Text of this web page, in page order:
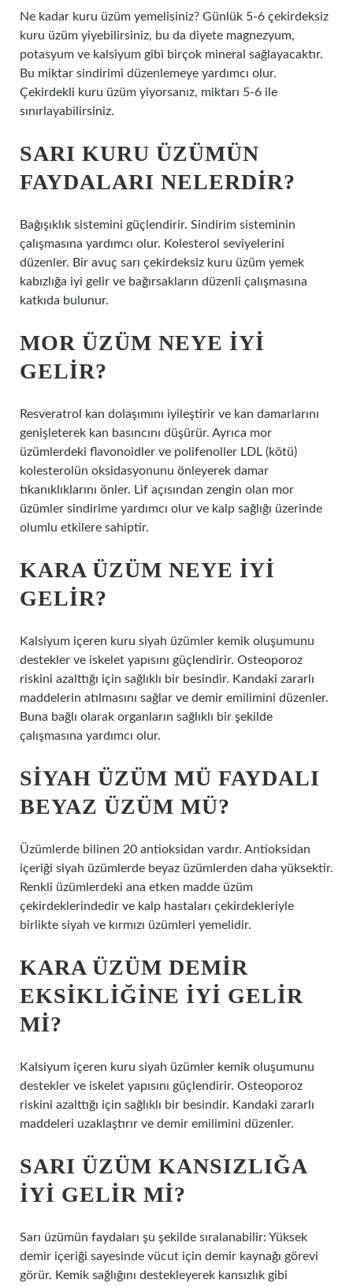
Ne kadar kuru üzüm yemelisiniz? Günlük 5-6 çekirdeksiz
kuru üzüm yiyebilirsiniz, bu da diyete magnezyum,
potasyum ve kalsiyum gibi birçok mineral sağlayacaktır.
Bu miktar sindirimi düzenlemeye yardımcı olur.
Çekirdekli kuru üzüm yiyorsanız, miktarı 5-6 ile
sınırlayabilirsiniz.
SARI KURU ÜZÜMÜN
FAYDALARI NELERDIR?
Bağışıklık sistemini güçlendirir. Sindirim sisteminin
çalışmasına yardımcı olur. Kolesterol seviyelerini
düzenler. Bir avuç sarı çekirdeksiz kuru üzüm yemek
kabızlığa iyi gelir ve bağırsakların düzenli çalışmasına
katkıda bulunur.
MOR ÜZÜM NEYE IYI
GELIR?
Resveratrol kan dolaşımını iyileştirir ve kan damarlarını
genişleterek kan basıncını düşürür. Ayrıca mor
üzümlerdeki flavonoidler ve polifenoller LDL (kötü)
kolesterolün oksidasyonunu önleyerek damar
tıkanıklıklarını önler. Lif açısından zengin olan mor
üzümler sindirime yardımcı olur ve kalp sağlığı üzerinde
olumlu etkilere sahiptir.
KARA ÜZÜM NEYE IYI
GELIR?
Kalsiyum içeren kuru siyah üzümler kemik oluşumunu
destekler ve iskelet yapısını güçlendirir. Osteoporoz
riskini azalttığı için sağlıklı bir besindir. Kandaki zararlı
maddelerin atılmasını sağlar ve demir emilimini düzenler.
Buna bağlı olarak organların sağlıklı bir şekilde
çalışmasına yardımcı olur.
SIYAH ÜZÜM MÜ FAYDALI
BEYAZ ÜZÜM MÜ?
Üzümlerde bilinen 20 antioksidan vardır. Antioksidan
içeriği siyah üzümlerde beyaz üzümlerden daha yüksektir.
Renkli üzümlerdeki ana etken madde üzüm
çekirdeklerindedir ve kalp hastaları çekirdekleriyle
birlikte siyah ve kırmızı üzümleri yemelidir.
KARA ÜZÜM DEMIR
EKSIKLIĞINE IYI GELIR
MI?
Kalsiyum içeren kuru siyah üzümler kemik oluşumunu
destekler ve iskelet yapısını güçlendirir. Osteoporoz
riskini azalttığı için sağlıklı bir besindir. Kandaki zararlı
maddeleri uzaklaştırır ve demir emilimini düzenler.
SARI ÜZÜM KANSIZLIĞA
IYI GELIR MI?
Sarı üzümün faydaları şu şekilde sıralanabilir: Yüksek
demir içeriği sayesinde vücut için demir kaynağı görevi
görür. Kemik sağlığını destekleyerek kansızlık gibi